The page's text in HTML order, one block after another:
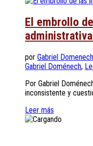
El embrollo
porGabriel Domenech
Gabriel Doménech,
Por Gabriel
inconsistente y
Leer más